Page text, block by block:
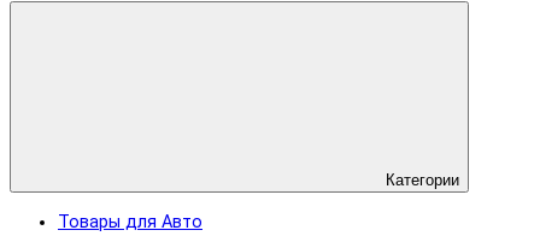
Категории
Товары для Авто